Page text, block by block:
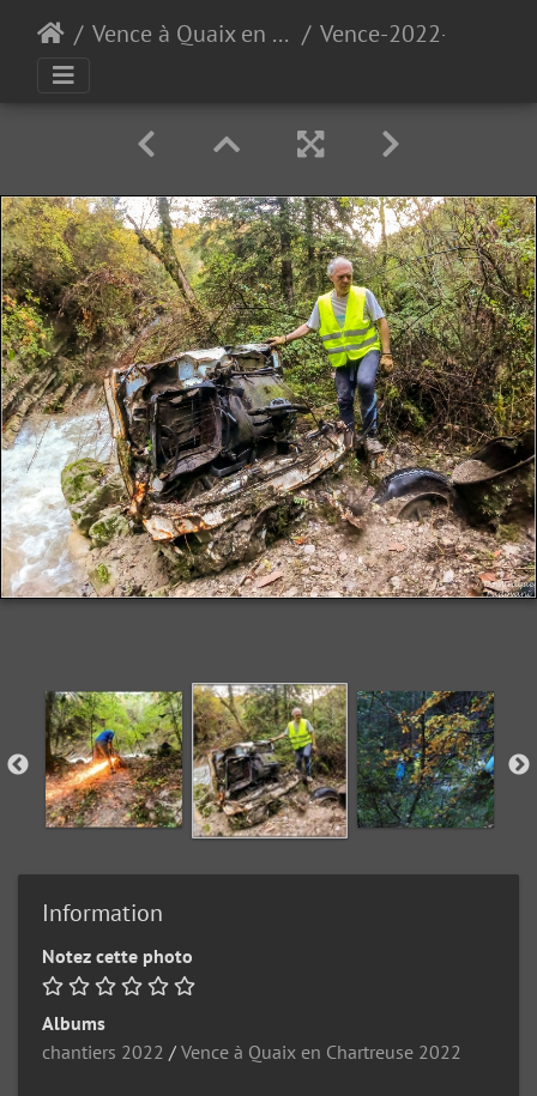
Vence à Quaix en Chartreuse 2022
Information
Notez cette photo
Albums
chantiers 2022 / Vence à Quaix en Chartreuse 2022